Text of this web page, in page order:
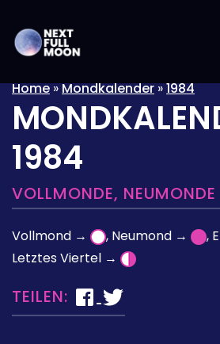
Home»Mondkalender»1984
1984
VOLLMONDE,
Vollmond → , Neumond → ,
Letztes Viertel →
TEILEN: